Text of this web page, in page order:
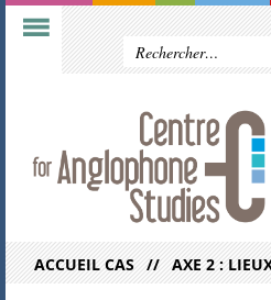
ACCUEIL CAS AXE 2 :